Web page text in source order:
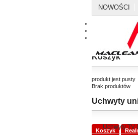
NOWOŚCI
Koszyk
produkt jest pusty
Brak produktów
0,00 zł Dostawa
0,00 zł Razem
Koszyk
Uchwyty
Uchwyty TV